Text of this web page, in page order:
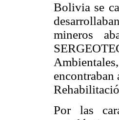
Bolivia se
mineros
encontraban
Por las